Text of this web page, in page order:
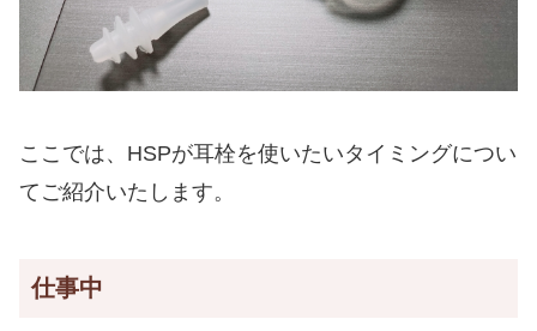
ここでは、HSPが耳栓を使いたいタイミングについ
てご紹介いたします。
仕事中